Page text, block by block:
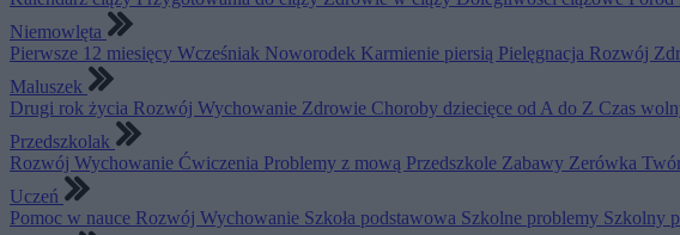
Niemowlęta
Pierwsze 12 miesięcy Wcześniak Noworodek Karmienie piersią Pielęgnacja Rozwój
Maluszek
Drugi rok życia Rozwój Wychowanie Zdrowie Choroby dziecięce od A do Z Czas
Przedszkolak
Rozwój Wychowanie Ćwiczenia Problemy z mową Przedszkole Zabawy Zerówka
Uczeń
Pomoc w nauce Rozwój Wychowanie Szkoła podstawowa Szkolne problemy Szkolny